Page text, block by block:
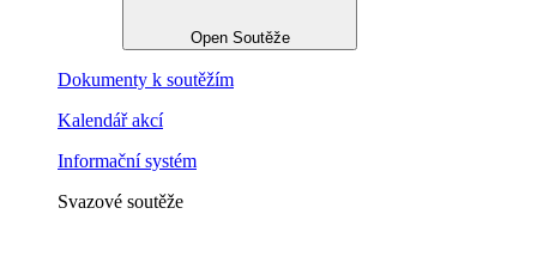
Open Soutěže
Dokumenty k soutěžím
Kalendář akcí
Informační systém
Svazové soutěže